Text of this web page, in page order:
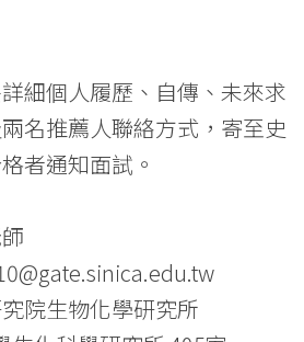
詳細個人履歷、自傳、未來求
名推薦人聯絡方式，寄至史
者通知面試。
究院生物化學研究所